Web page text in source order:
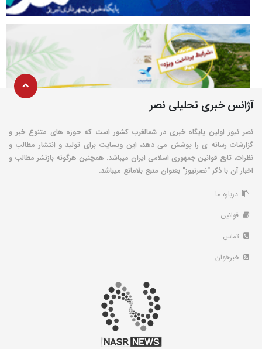
آژانس خبری تحلیلی نصر
نصر نیوز اولین پایگاه خبری در شمالغرب کشور است که حوزه های متنوع خبر و
گزارشات رسانه ی را پوشش می دهد، این وبسایت برای تولید و انتشار مطالب و
نظرات، تابع قوانین جمهوری اسلامی ایران میباشد. همچنین هرگونه بازنشر مطالب و
اخبار آن با ذکر "نصرنیوز" بعنوان منبع بلامانع میباشد.
درباره ما
قوانین
تماس
خبرخوان